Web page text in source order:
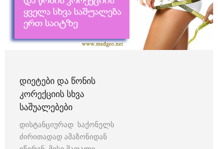
ᲓᲘᲔᲢᲔᲑᲘ ᲓᲐ ᲬᲝᲜᲘᲡ
ᲙᲝᲠᲔᲥᲪᲘᲘᲡ ᲡᲮᲕᲐ
ᲡᲐᲨᲣᲐᲚᲔᲑᲔᲑᲘ
დისტანციურად საქონელს
ძირითადად ამაზონიდან